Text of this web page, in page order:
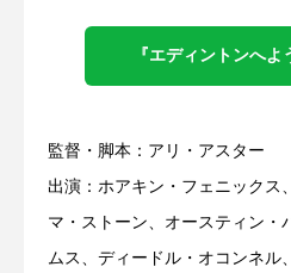
『エディントンへよ
監督・脚本：アリ・アスター
出演：ホアキン・フェニックス
マ・ストーン、オースティン・
ムス、ディードル・オコンネル